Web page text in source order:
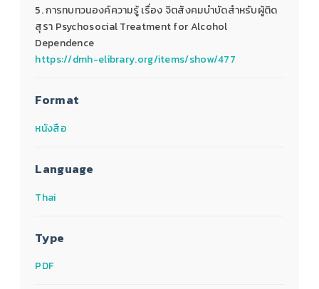
5. การทบทวนองค์ความรู้ เรื่อง จิตสังคมบำบัดสำหรับผู้ติด
สุรา Psychosocial Treatment for Alcohol
Dependence
https://dmh-elibrary.org/items/show/477
Format
หนังสือ
Language
Thai
Type
PDF